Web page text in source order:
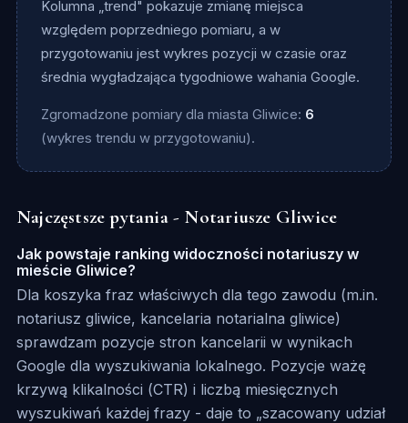
Kolumna „trend" pokazuje zmianę miejsca
względem poprzedniego pomiaru, a w
przygotowaniu jest wykres pozycji w czasie oraz
średnia wygładzająca tygodniowe wahania Google.
Zgromadzone pomiary dla miasta Gliwice: 6
(wykres trendu w przygotowaniu).
Najczęstsze pytania - Notariusze Gliwice
Jak powstaje ranking widoczności notariuszy w
mieście Gliwice?
Dla koszyka fraz właściwych dla tego zawodu (m.in.
notariusz gliwice, kancelaria notarialna gliwice)
sprawdzam pozycje stron kancelarii w wynikach
Google dla wyszukiwania lokalnego. Pozycje ważę
krzywą klikalności (CTR) i liczbą miesięcznych
wyszukiwań każdej frazy - daje to „szacowany udział